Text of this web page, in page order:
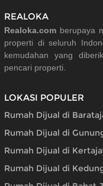
REALOKA
Realoka.com berupaya
properti di seluruh
kemudahan yang
pencari properti.
LOKASI POPULER
Rumah Dijual di
Rumah Dijual di
Rumah Dijual di
Rumah Dijual di